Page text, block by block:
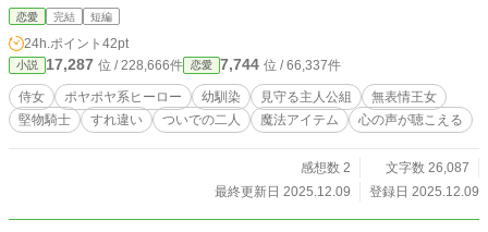
フォードに愚痴ってしまう。 彼女よりも一つ年上のハルフォードは、見た目は
儚げな美少年だが中身はポヤポヤした性格の生活力皆無な研究バカな青年で、ア
メリアは彼の身の回りの世話を焼くことが多かった。 そんな彼が、「こんな魔
道具を作ってみた！」と報告してきた。 しかも独断でその魔道具の性能を第三
王女とその護衛騎士で試すと言い出したのだ。 王族への不敬行為になるとアメ
リアが止めるも、ハルフォードはアメリアにも協力してもらい決行に踏みきって
しまう。 そんな彼が開発した画期的な魔道具は、身につけたピアスから相手の
恋愛 完結 短編
24h.ポイント 42pt
小説 17,287 位 / 228,666件 恋愛 7,744 位 / 66,337件
侍女 ポヤポヤ系ヒーロー 幼馴染 見守る主人公組
無表情王女
堅物騎士
すれ違い ついでの二人 魔法アイテム 心の声が聴こえる
感想数 2
文字数 26,087
最終更新日 2025.12.09
登録日 2025.12.09